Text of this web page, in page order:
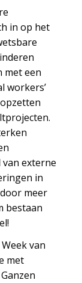
in op het
met een
workers’
externe
in
meer
bestaan
van
met